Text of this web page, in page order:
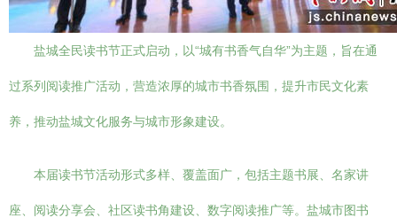
盐城全民读书节正式启动，以“城有书香气自华”为主题，旨在通
过系列阅读推广活动，营造浓厚的城市书香氛围，提升市民文化素
养，推动盐城文化服务与城市形象建设。
本届读书节活动形式多样、覆盖面广，包括主题书展、名家讲
座、阅读分享会、社区读书角建设、数字阅读推广等。盐城市图书